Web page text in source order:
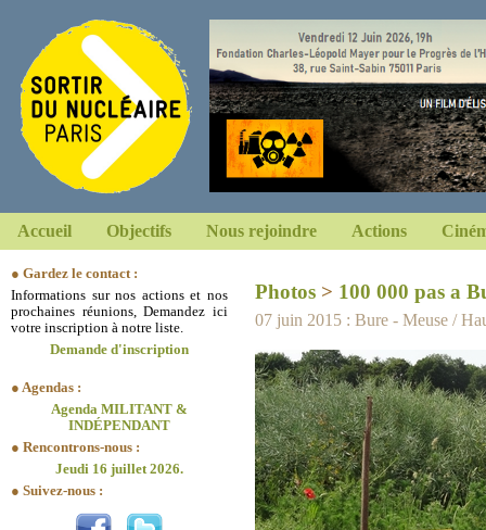
Accueil Objectifs Nous rejoindre Actions
● Gardez le contact :
Informations sur nos actions et nos
prochaines réunions, Demandez ici
votre inscription à notre liste.
Demande d'inscription
● Agendas :
Agenda MILITANT &
INDÉPENDANT
● Rencontrons-nous :
Jeudi 16 juillet 2026.
● Suivez-nous :
Photos > 100 000 pas a
07 juin 2015 : Bure - Meuse /